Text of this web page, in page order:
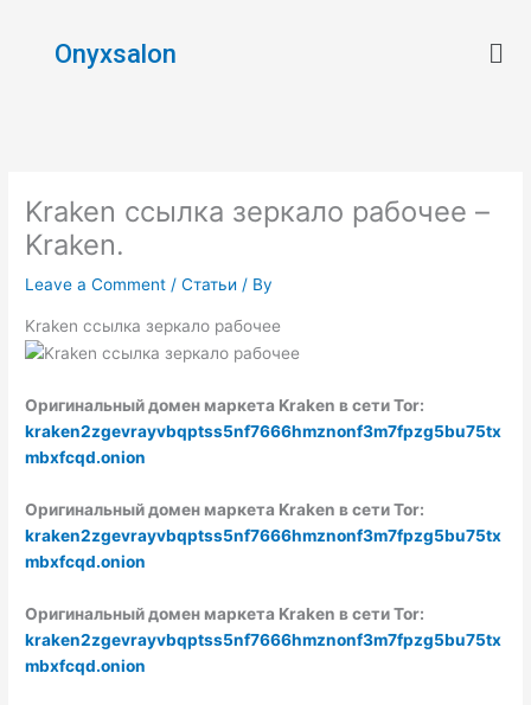
contentOnyxsalon
Kraken ссылка зеркало рабочее –
Kraken.
Leave a Comment /Статьи / By
Kraken ссылка зеркало рабочее
Оригинальный домен маркета Kraken в сети Tor:
kraken2zgevrayvbqptss5nf7666hmznonf3m7fpzg5bu75tx
mbxfcqd.onion
Оригинальный домен маркета Kraken в сети Tor:
kraken2zgevrayvbqptss5nf7666hmznonf3m7fpzg5bu75tx
mbxfcqd.onion
Оригинальный домен маркета Kraken в сети Tor:
kraken2zgevrayvbqptss5nf7666hmznonf3m7fpzg5bu75tx
mbxfcqd.onion